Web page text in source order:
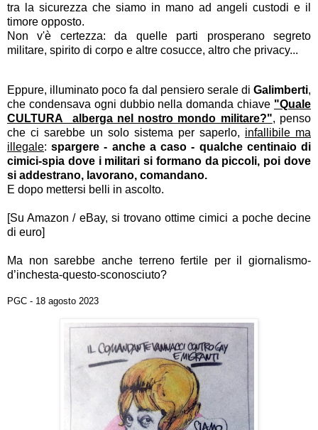
tra la sicurezza che siamo in mano ad angeli custodi e il
timore opposto.
Non v'è certezza: da quelle parti prosperano segreto
militare, spirito di corpo e altre cosucce, altro che privacy...
Eppure, illuminato poco fa dal pensiero serale di Galimberti,
che condensava ogni dubbio nella domanda chiave "Quale
CULTURA alberga nel nostro mondo militare?", penso
che ci sarebbe un solo sistema per saperlo, infallibile ma
illegale:spargere - anche a caso - qualche centinaio di
cimici-spia dove i militari si formano da piccoli, poi dove
si addestrano, lavorano, comandano.
E dopo mettersi belli in ascolto.
[Su Amazon / eBay, si trovano ottime cimici a poche decine
di euro]
Ma non sarebbe anche terreno fertile per il giornalismo-
d’inchesta-questo-sconosciuto?
PGC - 18 agosto 2023